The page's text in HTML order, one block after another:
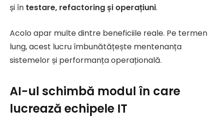
și în testare, refactoring și operațiuni.
Acolo apar multe dintre beneficiile reale. Pe termen
lung, acest lucru îmbunătățește mentenanța
sistemelor și performanța operațională.
AI-ul schimbă modul în care
lucrează echipele IT